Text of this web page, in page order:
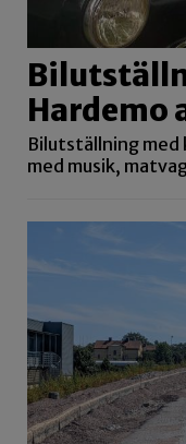
Hardemo
Bilutställning
med musik,